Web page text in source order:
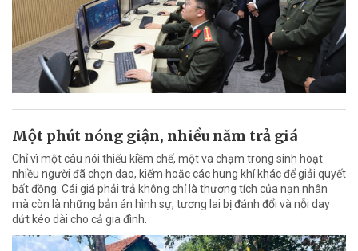
Một phút nóng giận, nhiều năm trả giá
Chỉ vì một câu nói thiếu kiềm chế, một va chạm trong sinh hoạt
nhiều người đã chọn dao, kiếm hoặc các hung khí khác để giải quyết
bất đồng. Cái giá phải trả không chỉ là thương tích của nạn nhân
mà còn là những bản án hình sự, tương lai bị đánh đổi và nỗi day
dứt kéo dài cho cả gia đình.